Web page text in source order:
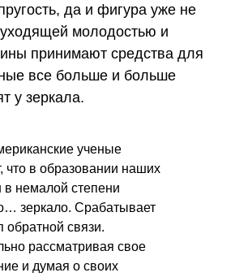
да и фигура уже не
молодостью и
принимают средства для
все больше и больше
у зеркала.
ученые
что в образовании наших
немалой степени
зеркало. Срабатывает
обратной связи.
рассматривая свое
и думая о своих